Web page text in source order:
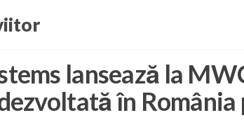
lansează la
în